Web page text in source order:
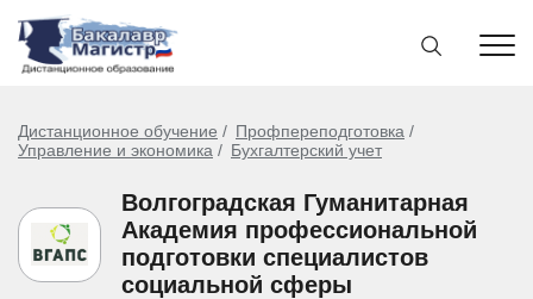
Дистанционное обучение
Профпереподготовка
Управление и экономика
Бухгалтерский учет
Волгоградская Гуманитарная
Академия профессиональной
подготовки специалистов
социальной сферы